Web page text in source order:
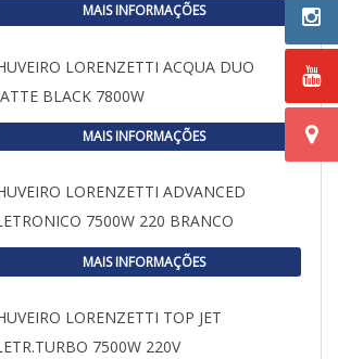
MAIS INFORMAÇÕES
LORENZETTI ACQUA DUO
BLACK 7800W
MAIS INFORMAÇÕES
LORENZETTI ADVANCED
7500W 220 BRANCO
MAIS INFORMAÇÕES
LORENZETTI TOP JET
7500W 220V